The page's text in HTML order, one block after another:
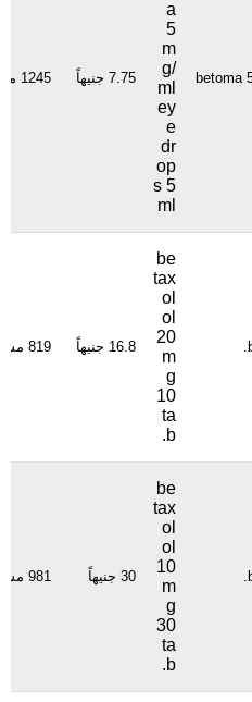
a
5
m
g/
ml
ey
e
dr
op
s 5
ml
7.75 جنيهاً 1245 مشاهدة
be
tax
ol
ol
20
m
g
10
ta
b.
16.8 جنيهاً 819 مشاهدة
be
tax
ol
ol
10
m
g
30
ta
b.
30 جنيهاً 981 مشاهدة